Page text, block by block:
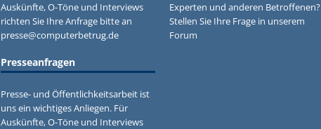
Auskünfte, O-Töne und Interviews
richten Sie Ihre Anfrage bitte an
presse@computerbetrug.de
Presseanfragen
Presse- und Öffentlichkeitsarbeit ist
uns ein wichtiges Anliegen. Für
Auskünfte, O-Töne und Interviews
Experten und anderen Betroffenen?
Stellen Sie Ihre Frage in unserem
Forum